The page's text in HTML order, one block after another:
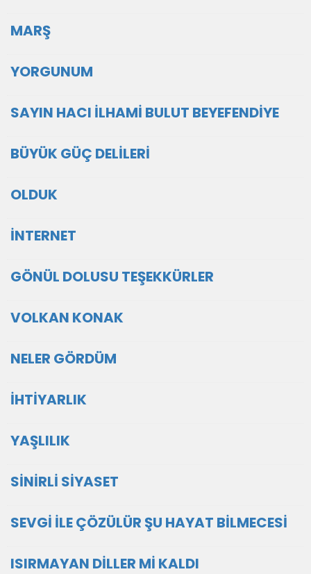
MARŞ
YORGUNUM
SAYIN HACI İLHAMİ BULUT BEYEFENDİYE
BÜYÜK GÜÇ DELİLERİ
OLDUK
İNTERNET
GÖNÜL DOLUSU TEŞEKKÜRLER
VOLKAN KONAK
NELER GÖRDÜM
İHTİYARLIK
YAŞLILIK
SİNİRLİ SİYASET
SEVGİ İLE ÇÖZÜLÜR ŞU HAYAT BİLMECESİ
ISIRMAYAN DİLLER Mİ KALDI